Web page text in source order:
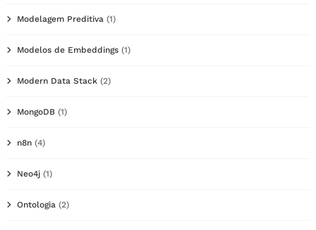
Modelagem Preditiva (1)
Modelos de Embeddings (1)
Modern Data Stack (2)
MongoDB (1)
n8n (4)
Neo4j (1)
Ontologia (2)